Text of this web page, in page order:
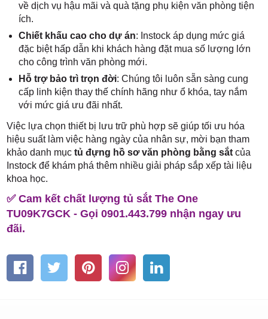
về dịch vụ hậu mãi và quà tặng phụ kiện văn phòng tiện
ích.
Chiết khấu cao cho dự án: Instock áp dụng mức giá
đặc biệt hấp dẫn khi khách hàng đặt mua số lượng lớn
cho công trình văn phòng mới.
Hỗ trợ bảo trì trọn đời: Chúng tôi luôn sẵn sàng cung
cấp linh kiện thay thế chính hãng như ổ khóa, tay nắm
với mức giá ưu đãi nhất.
Việc lựa chọn thiết bị lưu trữ phù hợp sẽ giúp tối ưu hóa
hiệu suất làm việc hàng ngày của nhân sự, mời bạn tham
khảo danh mụctủ đựng hồ sơ văn phòng bằng sắt của
Instock để khám phá thêm nhiều giải pháp sắp xếp tài liệu
khoa học.
✅ Cam kết chất lượng tủ sắt The One
TU09K7GCK - Gọi 0901.443.799 nhận ngay ưu
đãi.